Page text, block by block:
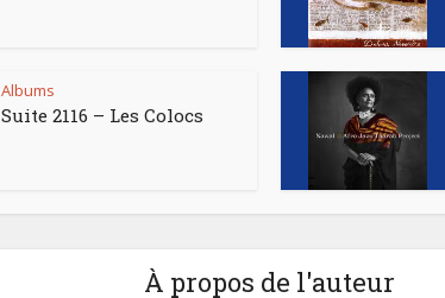
Albums
Suite 2116 – Les Colocs
À propos de l'auteur